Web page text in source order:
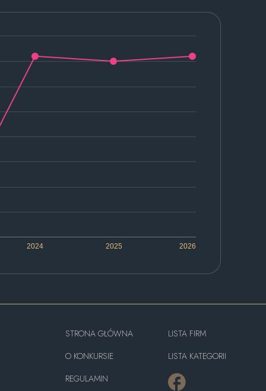
2024 2025 2026
STRONA GŁÓWNA
O KONKURSIE
REGULAMIN
LISTA FIRM
LISTA KATEGORII